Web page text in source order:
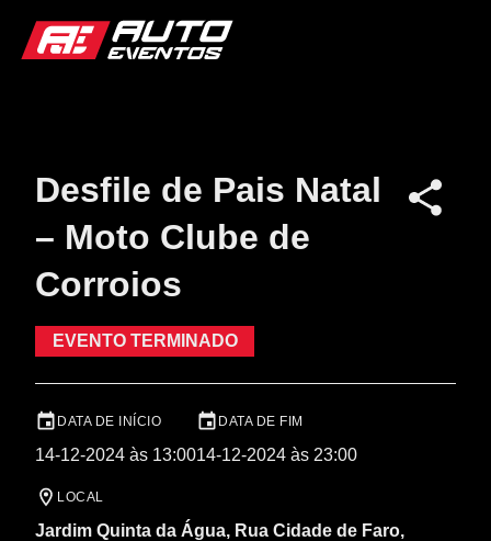
Desfile de Pais Natal
– Moto Clube de
Corroios
EVENTO TERMINADO
DATA DE INÍCIO
14-12-2024 às 13:00
DATA DE FIM
14-12-2024 às 23:00
LOCAL
Jardim Quinta da Água, Rua Cidade de Faro,